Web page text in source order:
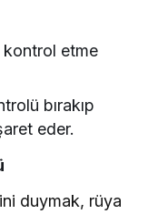
kontrol etme
bırakıp
eder.
duymak, rüya